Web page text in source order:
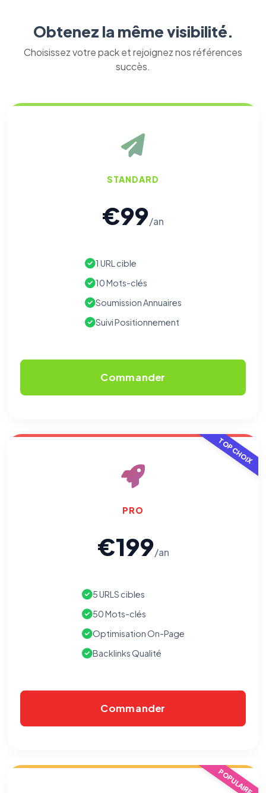
Obtenez la même visibilité.
Choisissez votre pack et rejoignez nos références
succès.
STANDARD
€99/an
1 URL cible
10 Mots-clés
Soumission Annuaires
Suivi Positionnement
Commander
TOP CHOIX
PRO
€199/an
5 URLS cibles
50 Mots-clés
Optimisation On-Page
Backlinks Qualité
Commander
POPULAIRE
Cookies essentiels TOUJOURS ACTIF